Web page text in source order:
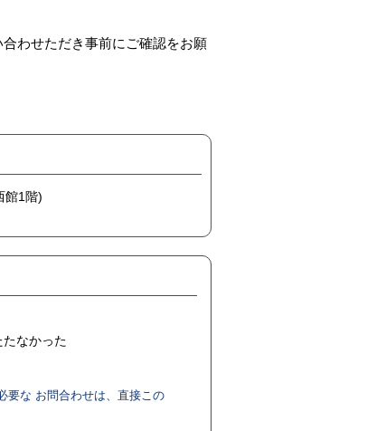
わせただき事前にご確認をお願
館1階)
たなかった
要な お問合わせは、直接この